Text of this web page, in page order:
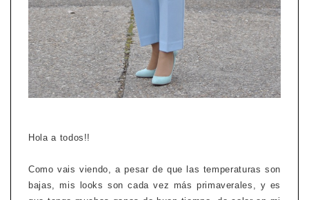
Hola a todos!!
Como vais viendo, a pesar de que las temperaturas son
bajas, mis looks son cada vez más primaverales, y es